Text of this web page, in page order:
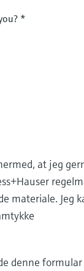
*
at jeg
materiale. Jeg
denne